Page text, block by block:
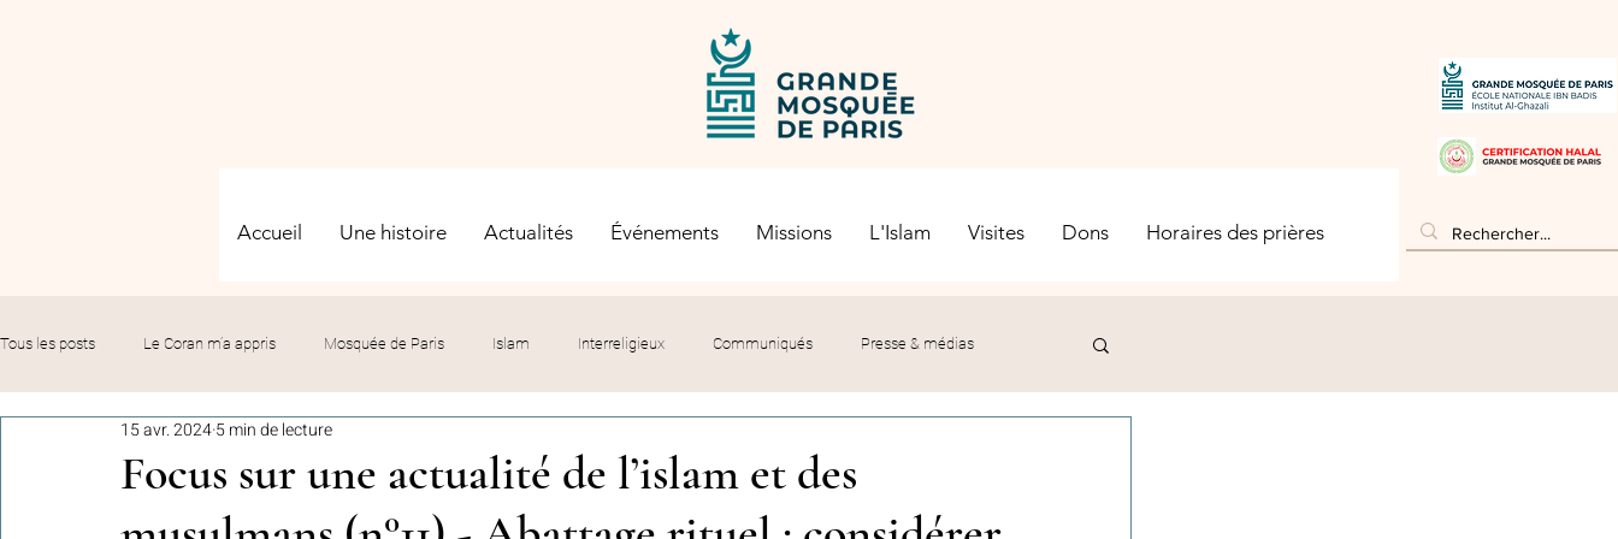
Accueil Une histoire Actualités Événements Missions L'Islam Visites Dons Horaires des prières
Tous les posts Le Coran m’a appris Mosquée de Paris Islam Interreligieux Communiqués Presse & médias
Evénements Solidarité Formation
Focus sur une actualité de l’islam et des
15 avr. 20245 min de lecture